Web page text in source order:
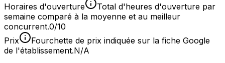
Horaires d'ouverture
Total d'heures d'ouverture par
semaine comparé à la moyenne et au meilleur
concurrent.0/10
Prix
Fourchette de prix indiquée sur la fiche Google
de l'établissement.N/A